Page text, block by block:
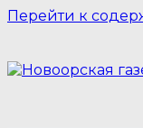
Перейти к